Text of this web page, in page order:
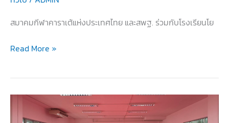
สมาคมกีฬาคาราเต้แห่งประเทศไทย และสพฐ. ร่วมกับโรงเรียนโย
การ
กีฬา
โรงเรียน
Read More »